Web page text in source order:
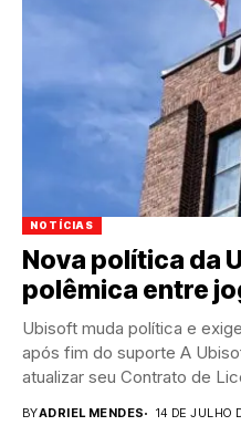
NOTÍCIAS
Nova política da
polêmica entre
Ubisoft muda política e
após fim do suporte A
atualizar seu Contrato de
BYADRIEL MENDES 14 DE JULHO